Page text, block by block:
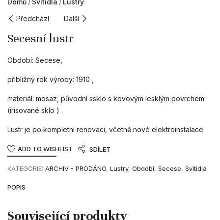
Domů Svítidla
Lustry
Předchází
Další
Secesní lustr
Období: Secese,
přibližný rok výroby: 1910 ,
materiál: mosaz, původní ssklo s kovovým lesklým povrchem
(irisované sklo ) .
Lustr je po kompletní renovaci, včetně nové elektroinstalace.
ADD TO WISHLIST SDÍLET
KATEGORIE: ARCHIV - PRODÁNO, Lustry, Období, Secese, Svítidla
POPIS